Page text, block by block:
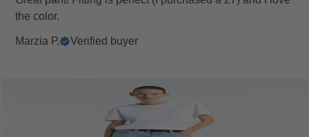
the color.
Marzia P. Verified buyer